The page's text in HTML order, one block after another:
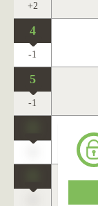
+2
4
-1
5
-1